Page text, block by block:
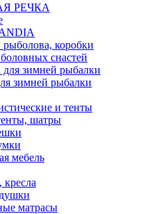
РЕЧКА
коробки
снастей
зимней рыбалки
зимней рыбалки
и тенты
шатры
мебель
кресла
матрасы